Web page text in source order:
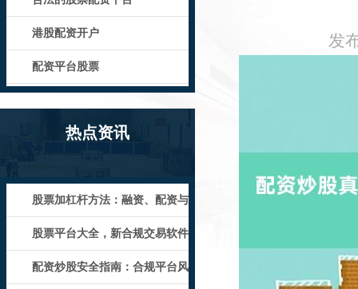
港股配资开户
配资平台股票
热点资讯
股票加杠杆方法：融资、配资与
期权策略详解
股票平台大全，新合规交易软件
配资炒股安全指南：合规平台风
发